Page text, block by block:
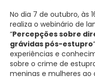
No dia 7 de outubro, às
realiza o webinário de
“Percepções sobre
grávidas pós-estupro
experiências e
sobre o crime de
meninas e mulheres ao